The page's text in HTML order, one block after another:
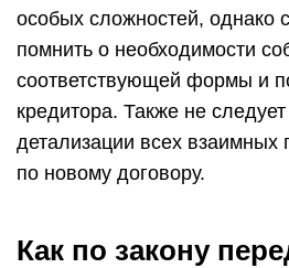
особых сложностей, однако
помнить о необходимости
соответствующей формы и
кредитора. Также не
детализации всех взаимных
по новому договору.
Как по закону